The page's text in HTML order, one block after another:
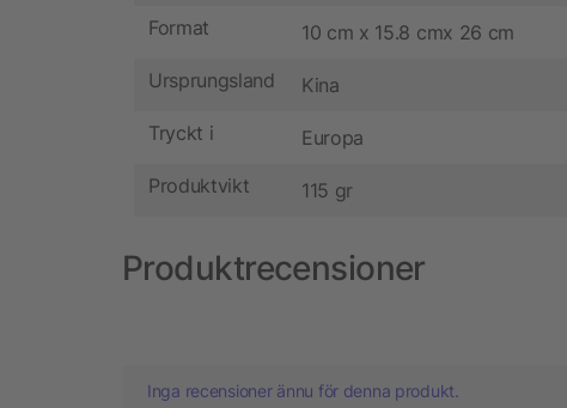
Format 10 cm x 15.8 cmx 26 cm
Ursprungsland Kina
Tryckt i Europa
Produktvikt 115 gr
Produktrecensioner
Inga recensioner ännu för denna produkt.